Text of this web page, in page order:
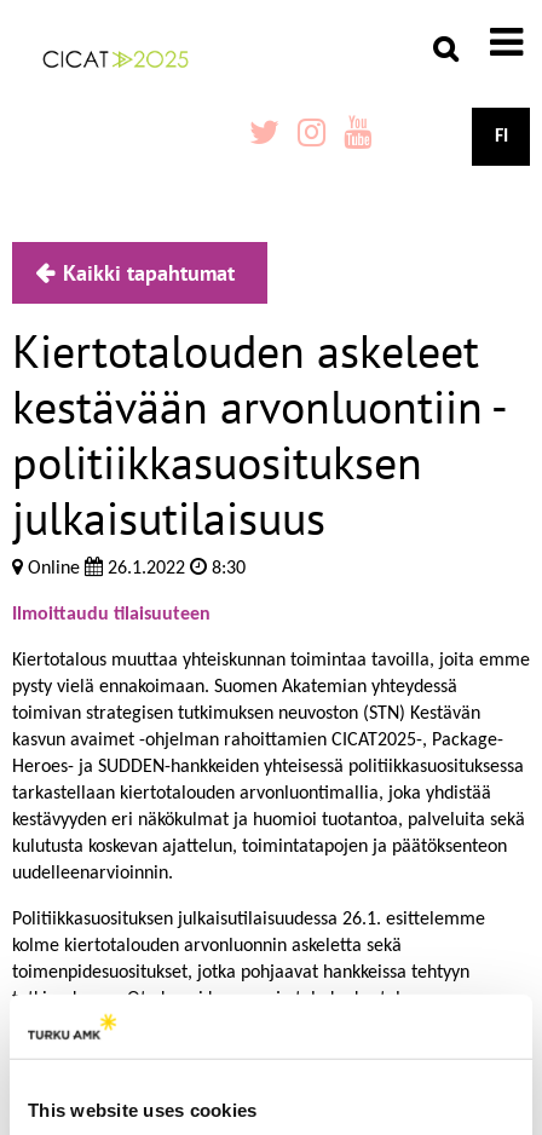
This website uses cookies
FI
Kaikki tapahtumat
Kiertotalouden askeleet
kestävään arvonluontiin -
politiikkasuosituksen
julkaisutilaisuus
Online 26.1.2022 8:30
Ilmoittaudu tilaisuuteen
Kiertotalous muuttaa yhteiskunnan toimintaa tavoilla, joita emme
pysty vielä ennakoimaan. Suomen Akatemian yhteydessä
toimivan strategisen tutkimuksen neuvoston (STN) Kestävän
kasvun avaimet -ohjelman rahoittamien CICAT2025-, Package-
Heroes- ja SUDDEN-hankkeiden yhteisessä politiikkasuosituksessa
tarkastellaan kiertotalouden arvonluontimallia, joka yhdistää
kestävyyden eri näkökulmat ja huomioi tuotantoa, palveluita sekä
kulutusta koskevan ajattelun, toimintatapojen ja päätöksenteon
uudelleenarvioinnin.
Politiikkasuosituksen julkaisutilaisuudessa 26.1. esittelemme
kolme kiertotalouden arvonluonnin askeletta sekä
toimenpidesuositukset, jotka pohjaavat hankkeissa tehtyyn
tutkimukseen. Ota kuppi kuumaa ja tule keskustelemaan
kiertotalouden mahdollisuuksista!